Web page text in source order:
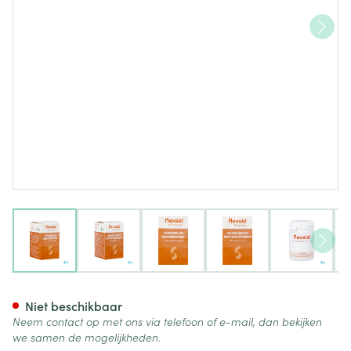
View larger imageView larger imageView larger imageView larger image
View
Niet beschikbaar
Neem contact op met ons via telefoon of e-mail, dan bekijken
we samen de mogelijkheden.